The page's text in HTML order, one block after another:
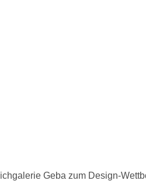
Geba zum Design-